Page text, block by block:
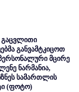
გაცვლითი
განვამტკიცოთ
მცირე
ნარმანია,
სამართლის
(ფოტო)